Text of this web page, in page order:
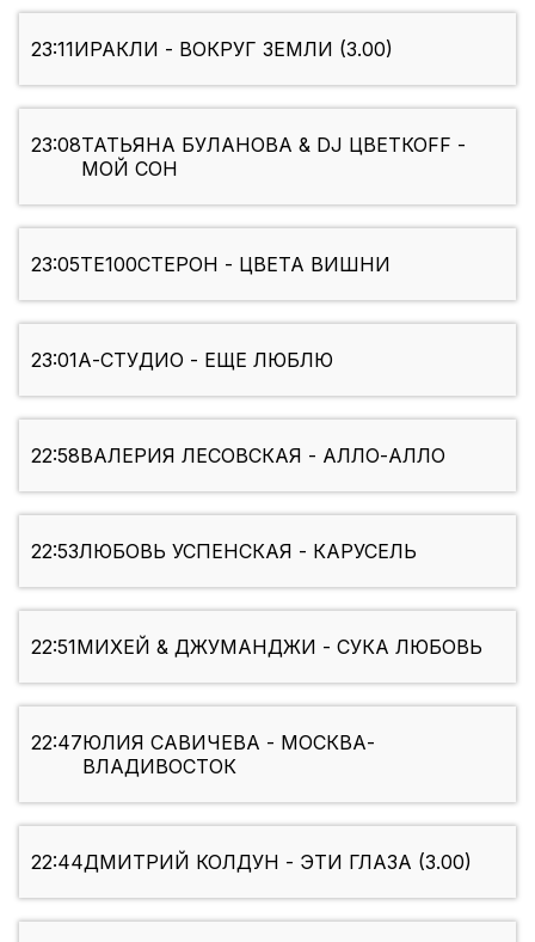
23:11ИРАКЛИ - ВОКРУГ ЗЕМЛИ (3.00)
23:08ТАТЬЯНА БУЛАНОВА & DJ ЦВЕТКОFF -
МОЙ СОН
23:05ТЕ100СТЕРОН - ЦВЕТА ВИШНИ
23:01А-СТУДИО - ЕЩЕ ЛЮБЛЮ
22:58ВАЛЕРИЯ ЛЕСОВСКАЯ - АЛЛО-АЛЛО
22:53ЛЮБОВЬ УСПЕНСКАЯ - КАРУСЕЛЬ
22:51МИХЕЙ & ДЖУМАНДЖИ - СУКА ЛЮБОВЬ
22:47ЮЛИЯ САВИЧЕВА - МОСКВА-
ВЛАДИВОСТОК
22:44ДМИТРИЙ КОЛДУН - ЭТИ ГЛАЗА (3.00)